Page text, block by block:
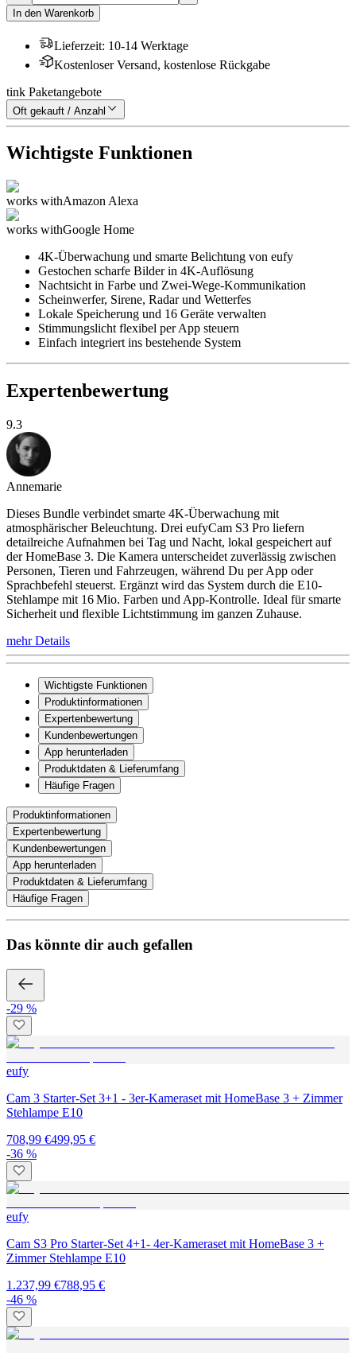
In den Warenkorb
Lieferzeit: 10-14 Werktage
Kostenloser Versand, kostenlose Rückgabe
tink Paketangebote
Oft gekauft / Anzahl
Wichtigste Funktionen
works withAmazon Alexa
works withGoogle Home
4K-Überwachung und smarte Belichtung von eufy
Gestochen scharfe Bilder in 4K-Auflösung
Nachtsicht in Farbe und Zwei-Wege-Kommunikation
Scheinwerfer, Sirene, Radar und Wetterfes
Lokale Speicherung und 16 Geräte verwalten
Stimmungslicht flexibel per App steuern
Einfach integriert ins bestehende System
Expertenbewertung
9.3
Annemarie
Dieses Bundle verbindet smarte 4K-Überwachung mit
atmosphärischer Beleuchtung. Drei eufyCam S3 Pro liefern
detailreiche Aufnahmen bei Tag und Nacht, lokal gespeichert auf
der HomeBase 3. Die Kamera unterscheidet zuverlässig zwischen
Personen, Tieren und Fahrzeugen, während Du per App oder
Sprachbefehl steuerst. Ergänzt wird das System durch die E10-
Stehlampe mit 16 Mio. Farben und App-Kontrolle. Ideal für smarte
Sicherheit und flexible Lichtstimmung im ganzen Zuhause.
mehr Details
Wichtigste Funktionen
Produktinformationen
Expertenbewertung
Kundenbewertungen
App herunterladen
Produktdaten & Lieferumfang
Häufige Fragen
Produktinformationen
Expertenbewertung
Kundenbewertungen
App herunterladen
Produktdaten & Lieferumfang
Häufige Fragen
Das könnte dir auch gefallen
-29 %
eufy
Cam 3 Starter-Set 3+1 - 3er-Kameraset mit HomeBase 3 + Zimmer
Stehlampe E10
708,99 €499,95 €
-36 %
eufy
Cam S3 Pro Starter-Set 4+1- 4er-Kameraset mit HomeBase 3 +
Zimmer Stehlampe E10
1.237,99 €788,95 €
-46 %